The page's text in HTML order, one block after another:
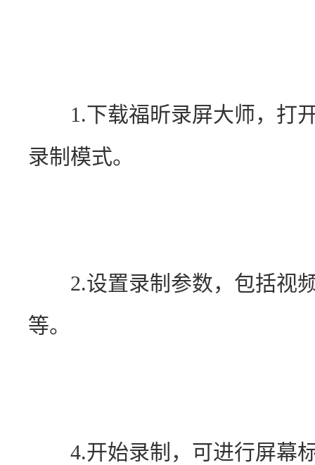
1.下载福昕录屏大师，打开
录制模式。
2.设置录制参数，包括视频
等。
4.开始录制，可进行屏幕标